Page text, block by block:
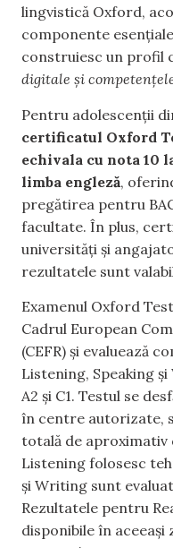
lingvistică Oxford,
componente
construiesc un profil
digitale și
Pentru adolescenții
certificatul Oxford
echivala cu nota 10
limba engleză,
pregătirea pentru
facultate. În plus,
universități și
rezultatele sunt
Examenul Oxford
Cadrul European
(CEFR) și evaluează
Listening, Speaking
A2 și C1. Testul se
în centre autorizate,
totală de aproximativ
Listening folosesc
și Writing sunt
Rezultatele pentru
disponibile în aceeași